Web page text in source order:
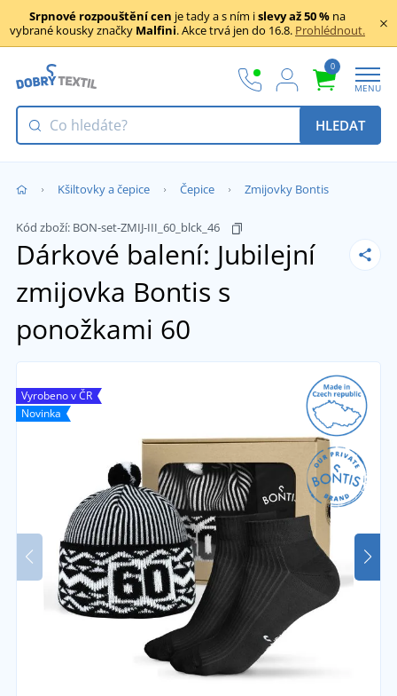
Srpnové rozpouštění cen je tady a s ním islevy až 50 % na
vybrané kousky značky Malfini. Akce trvá jen do 16.8. Prohlédnout.
0
MENU
HLEDAT
Kšiltovky a čepice Čepice Zmijovky Bontis
Kód zboží: BON-set-ZMIJ-III_60_blck_46
Dárkové balení: Jubilejní
zmijovka Bontis s
ponožkami 60
Vyrobeno v ČR
Novinka